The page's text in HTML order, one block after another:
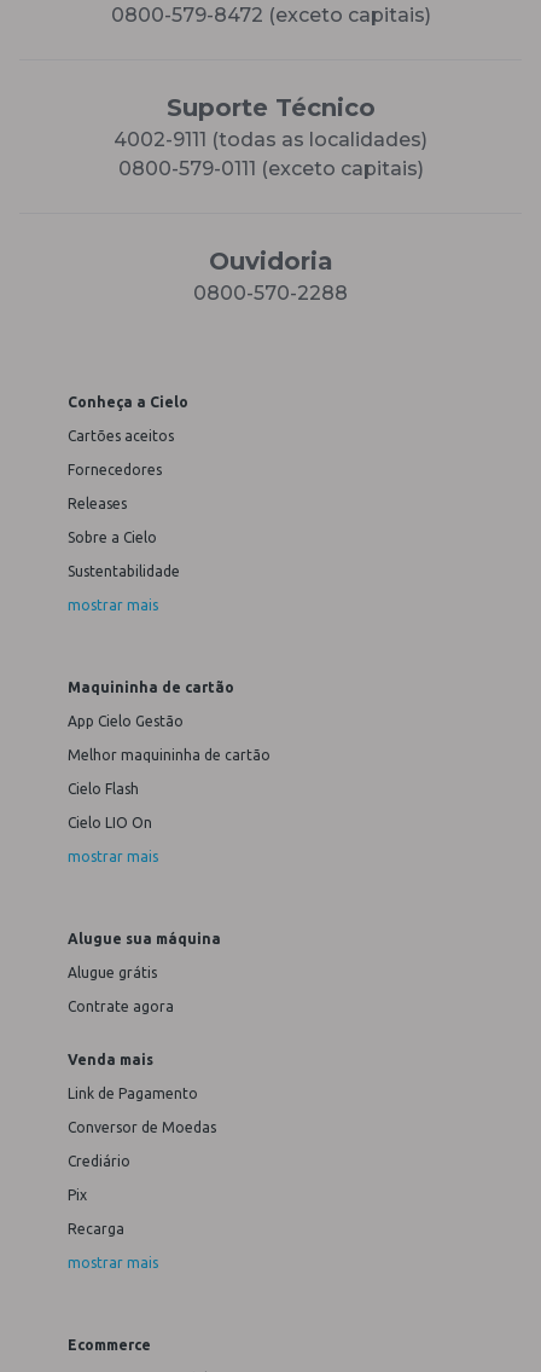
0800-579-8472 (exceto capitais)
Suporte Técnico
4002-9111 (todas as localidades)
0800-579-0111 (exceto capitais)
Ouvidoria
0800-570-2288
Conheça a Cielo
Cartões aceitos
Fornecedores
Releases
Sobre a Cielo
Sustentabilidade
mostrar mais
Maquininha de cartão
App Cielo Gestão
Melhor maquininha de cartão
Cielo Flash
Cielo LIO On
mostrar mais
Alugue sua máquina
Alugue grátis
Contrate agora
Venda mais
Link de Pagamento
Conversor de Moedas
Crediário
Pix
Recarga
mostrar mais
Ecommerce